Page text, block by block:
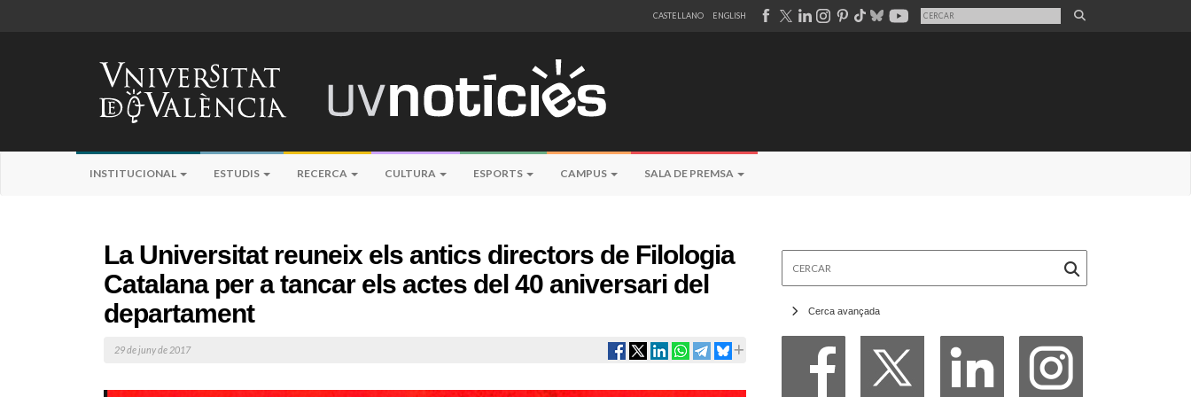
CASTELLANO ENGLISH
INSTITUCIONAL ESTUDIS RECERCA CULTURA ESPORTS CAMPUS SALA DE PREMSA
La Universitat reuneix els antics directors de Filologia
Catalana per a tancar els actes del 40 aniversari del
departament
29 de juny de 2017
Cerca avançada